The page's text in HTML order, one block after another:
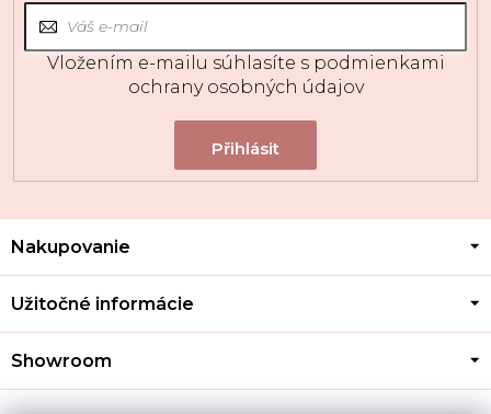
Vložením e-mailu súhlasíte s podmienkami
ochrany osobných údajov
Z
p
t
Nakupovanie
Užitočné informácie
Showroom